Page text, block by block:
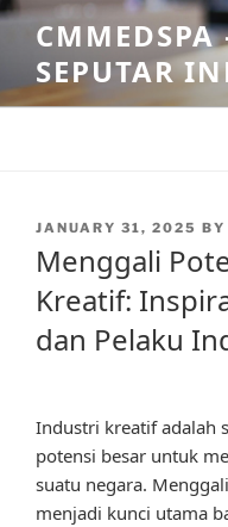
Skip
contentSEPUTAR
POSTED
JANUARY 31, 2025 BY
Menggali
Kreatif:
dan Pelaku
Industri kreatif adalah
potensi besar untuk
suatu negara.
menjadi kunci utama